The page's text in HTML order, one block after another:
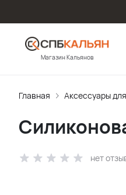
Магазин Кальянов
Главная Аксессуары
нет